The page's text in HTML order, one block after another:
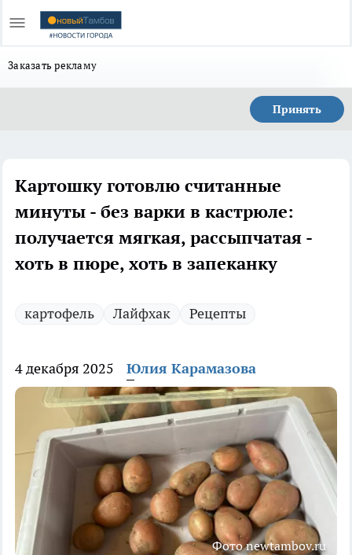
Заказать рекламу
Принять
Картошку готовлю считанные
минуты - без варки в кастрюле:
получается мягкая, рассыпчатая -
хоть в пюре, хоть в запеканку
картофель Лайфхак Рецепты
4 декабря 2025 Юлия Карамазова
Фото newtambov.ru